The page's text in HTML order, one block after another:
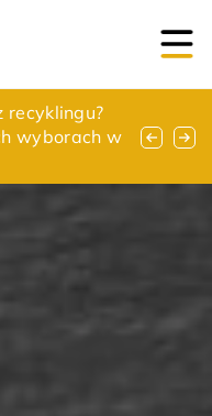
mogą
recyklingu?
wyborach w
na